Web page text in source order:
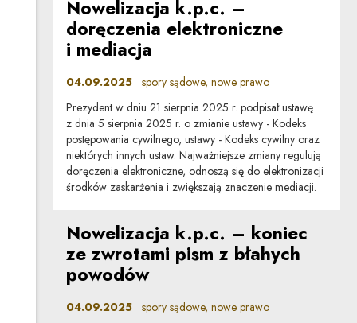
Nowelizacja k.p.c. –
doręczenia elektroniczne
i mediacja
04.09.2025 spory sądowe, nowe prawo
Prezydent w dniu 21 sierpnia 2025 r. podpisał ustawę
z dnia 5 sierpnia 2025 r. o zmianie ustawy - Kodeks
postępowania cywilnego, ustawy - Kodeks cywilny oraz
niektórych innych ustaw. Najważniejsze zmiany regulują
doręczenia elektroniczne, odnoszą się do elektronizacji
środków zaskarżenia i zwiększają znaczenie mediacji.
Nowelizacja k.p.c. – koniec
ze zwrotami pism z błahych
powodów
04.09.2025 spory sądowe, nowe prawo